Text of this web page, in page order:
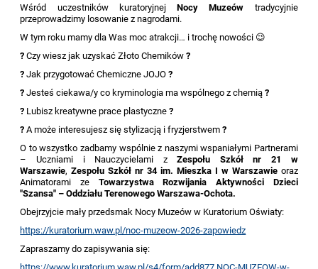
Wśród uczestników kuratoryjnej
Nocy Muzeów tradycyjnie
przeprowadzimy losowanie z nagrodami.
W tym roku mamy dla Was moc atrakcji… i trochę nowości 😉
? Czy wiesz jak uzyskać Złoto Chemików ?
? Jak przygotować Chemiczne JOJO ?
? Jesteś ciekawa/y co kryminologia ma wspólnego z chemią ?
? Lubisz kreatywne prace plastyczne ?
? A może interesujesz się stylizacją i fryzjerstwem ?
O to wszystko zadbamy wspólnie z naszymi wspaniałymi Partnerami
– Uczniami i Nauczycielami z
Zespołu Szkół nr 21 w
Warszawie, Zespołu Szkół nr 34 im. Mieszka I w Warszawieoraz
Animatorami ze
Towarzystwa Rozwijania Aktywności Dzieci
"Szansa" – Oddziału Terenowego Warszawa-Ochota.
Obejrzyjcie mały przedsmak Nocy Muzeów w Kuratorium Oświaty:
https://kuratorium.waw.pl/noc-muzeow-2026-zapowiedz
Zapraszamy do zapisywania się: